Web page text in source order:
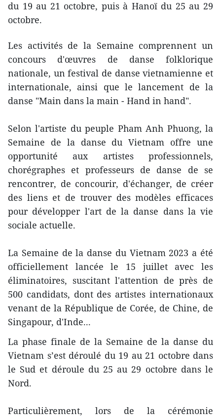
du 19 au 21 octobre, puis à Hanoï du 25 au 29
octobre.
Les activités de la Semaine comprennent un
concours d'œuvres de danse folklorique
nationale, un festival de danse vietnamienne et
internationale, ainsi que le lancement de la
danse "Main dans la main - Hand in hand".
Selon l'artiste du peuple Pham Anh Phuong, la
Semaine de la danse du Vietnam offre une
opportunité aux artistes professionnels,
chorégraphes et professeurs de danse de se
rencontrer, de concourir, d'échanger, de créer
des liens et de trouver des modèles efficaces
pour développer l'art de la danse dans la vie
sociale actuelle.
La Semaine de la danse du Vietnam 2023 a été
officiellement lancée le 15 juillet avec les
éliminatoires, suscitant l'attention de près de
500 candidats, dont des artistes internationaux
venant de la République de Corée, de Chine, de
Singapour, d'Inde...
La phase finale de la Semaine de la danse du
Vietnam s’est déroulé du 19 au 21 octobre dans
le Sud et déroule du 25 au 29 octobre dans le
Nord.
Particulièrement, lors de la cérémonie